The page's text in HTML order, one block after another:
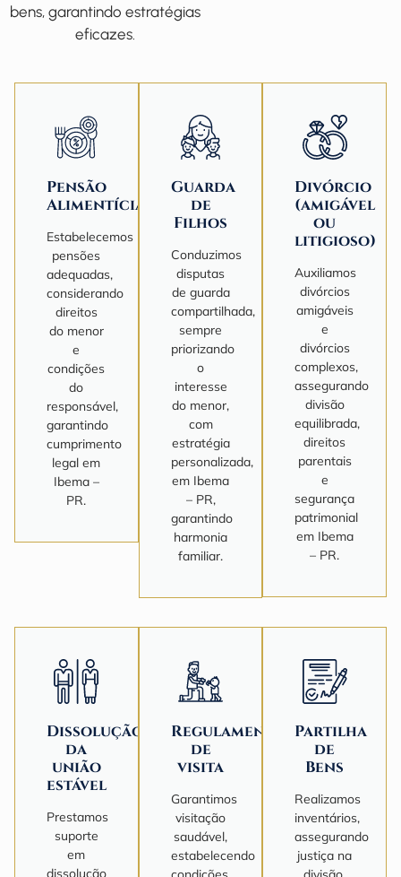
bens, garantindo estratégias
eficazes.
Pensão
Alimentícia
Estabelecemos
pensões
adequadas,
considerando
direitos
do menor
e
condições
do
responsável,
garantindo
cumprimento
legal em
Ibema –
PR.
Guarda
de
Filhos
Conduzimos
disputas
de guarda
compartilhada,
sempre
priorizando
o
interesse
do menor,
com
estratégia
personalizada,
em Ibema
– PR,
garantindo
harmonia
familiar.
Divórcio
(amigável
ou
litigioso)
Auxiliamos
divórcios
amigáveis
e
divórcios
complexos,
assegurando
divisão
equilibrada,
direitos
parentais
e
segurança
patrimonial
em Ibema
– PR.
Dissolução
da
união
estável
Prestamos
suporte
em
dissolução
Regulamentação
de
visita
Garantimos
visitação
saudável,
estabelecendo
Partilha
de
Bens
Realizamos
inventários,
assegurando
justiça na